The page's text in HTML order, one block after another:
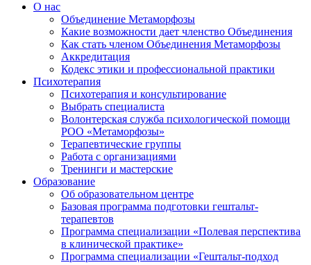
О нас
Объединение Метаморфозы
Какие возможности дает членство Объединения
Как стать членом Объединения Метаморфозы
Аккредитация
Кодекс этики и профессиональной практики
Психотерапия
Психотерапия и консультирование
Выбрать специалиста
Волонтерская служба психологической помощи
РОО «Метаморфозы»
Терапевтические группы
Работа с организациями
Тренинги и мастерские
Образование
Об образовательном центре
Базовая программа подготовки гештальт-
терапевтов
Программа специализации «Полевая перспектива
в клинической практике»
Программа специализации «Гештальт-подход